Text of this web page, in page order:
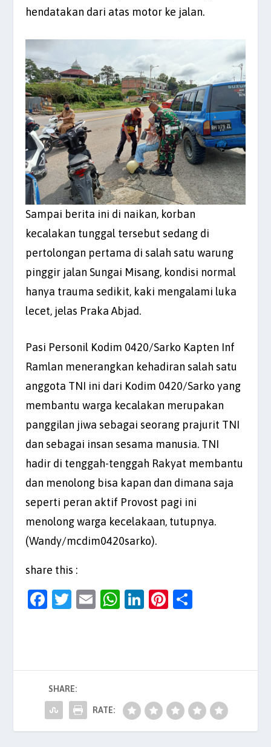
hendatakan dari atas motor ke jalan.
Sampai berita ini di naikan, korban
kecalakan tunggal tersebut sedang di
pertolongan pertama di salah satu warung
pinggir jalan Sungai Misang, kondisi normal
hanya trauma sedikit, kaki mengalami luka
lecet, jelas Praka Abjad.
Pasi Personil Kodim 0420/Sarko Kapten Inf
Ramlan menerangkan kehadiran salah satu
anggota TNI ini dari Kodim 0420/Sarko yang
membantu warga kecalakan merupakan
panggilan jiwa sebagai seorang prajurit TNI
dan sebagai insan sesama manusia. TNI
hadir di tenggah-tenggah Rakyat membantu
dan menolong bisa kapan dan dimana saja
seperti peran aktif Provost pagi ini
menolong warga kecelakaan, tutupnya.
(Wandy/mcdim0420sarko).
share this :
F
b
o
o
k
T
E
W
A
p
p
Li
dI
n
Pi
t
SHARE:
RATE: